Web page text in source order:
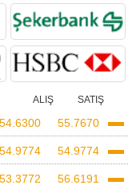
SATIŞ
ALIŞ
55.7670
54.6300
54.9774
54.9774
56.6191
53.3772